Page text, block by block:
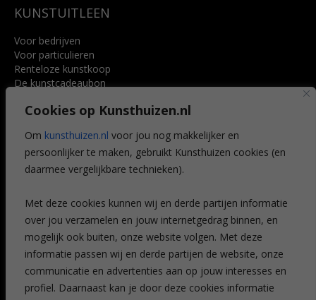
Cookies op Kunsthuizen.nl
Om kunsthuizen.nl voor jou nog makkelijker en
persoonlijker te maken, gebruikt Kunsthuizen cookies (en
daarmee vergelijkbare technieken).
Met deze cookies kunnen wij en derde partijen informatie
over jou verzamelen en jouw internetgedrag binnen, en
mogelijk ook buiten, onze website volgen. Met deze
informatie passen wij en derde partijen de website, onze
communicatie en advertenties aan op jouw interesses en
profiel. Daarnaast kan je door deze cookies informatie
KUNSTUITLEEN
Voor bedrijven
Voor particulieren
Renteloze kunstkoop
De kunstcadeaubon
Voordelen
Veelgestelde vragen
CONTACT
Leiden
Amsterdam
Breda
Favorieten
Mijn art alert